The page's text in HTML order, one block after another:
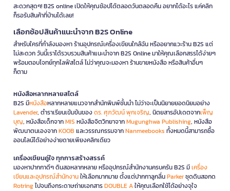
สะดวกสุดๆ! B2S online เปิดให้คุณช้อปได้ตลอดวันตลอดคืน อยากได้อะไร แค่คลิก
ก็รอรับสินค้าที่บ้านได้เลย!
เลือกช้อปสินค้าแนะนำจาก B2S Online
สำหรับใครที่กำลังมองหา ร้านอุปกรณ์เครื่องเขียนใกล้ฉัน หรืออยากแวะร้าน B2S แต่
ไม่สะดวก วันนี้เราได้รวบรวมสินค้าแนะนำจาก B2S Online มาให้คุณเลือกสรรได้ง่ายๆ
พร้อมตอบโจทย์ทุกไลฟ์สไตล์ ไม่ว่าคุณจะมองหา ร้านขายหนังสือ หรือสินค้าอื่นๆ
ก็ตาม
หนังสือหลากหลายสไตล์
B2S มีหนังสือหลากหลายแนวจากสำนักพิมพ์ชั้นนำ ไม่ว่าจะเป็นนิยายยอดนิยมอย่าง
Lavender, ตำราเรียนเข้มข้นของดร. ศุภวัฒน์ พุกเจริญ, นิตยสารอัปเดตจากเพ็ญ
บุญ, หนังสือเด็กจากMIS หนังสือจิตวิทยาจากMugunghwa Publishing, หนังสือ
พัฒนาตนเองจากKOOB และวรรณกรรมจากNanmeebooks ทั้งหมดนี้สามารถซื้อ
ออนไลน์ได้อย่างง่ายดายเพียงคลิกเดียว
เครื่องเขียนคู่ใจ ทุกการสร้างสรรค์
มองหาปากกาดีๆ ดินสอหลากหลาย หรืออุปกรณ์สำนักงานครบครัน B2S มีเครื่อง
เขียนและอุปกรณ์สำนักงานให้เลือกมากมาย ตั้งแต่ปากกาลูกลื่นParkerชุดดินสอกด
Rotringไปจนถึงกระดาษถ่ายเอกสารDOUBLE Aให้คุณเลือกใช้ได้อย่างจุใจ